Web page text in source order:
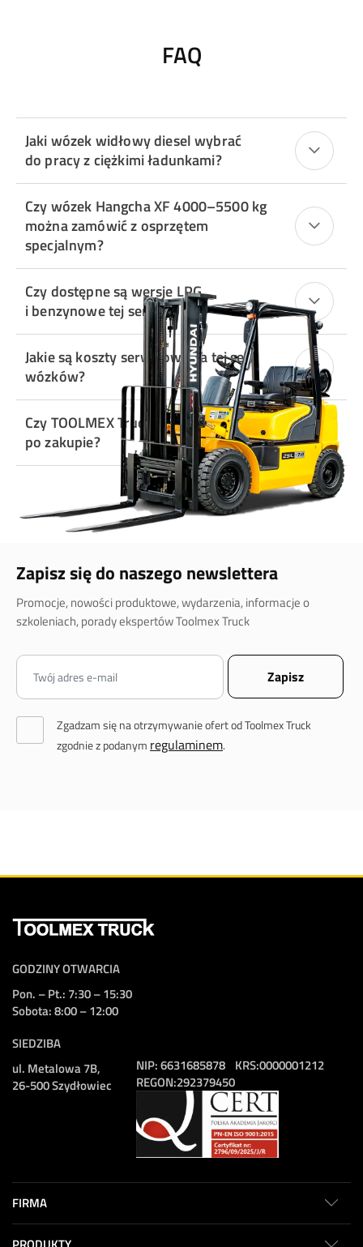
FAQ
Jaki wózek widłowy diesel wybrać
do pracy z ciężkimi ładunkami?
Czy wózek Hangcha XF 4000–5500 kg
można zamówić z osprzętem
specjalnym?
Czy dostępne są wersje LPG
i benzynowe tej serii?
Jakie są koszty serwisowania tej serii
wózków?
Czy TOOLMEX Truck oferuje wsparcie
po zakupie?
Zapisz się do naszego newslettera
Promocje, nowości produktowe, wydarzenia, informacje o
szkoleniach, porady ekspertów Toolmex Truck
Zgadzam się na otrzymywanie ofert od Toolmex Truck
zgodnie z podanym regulaminem.
GODZINY OTWARCIA
Pon. – Pt.: 7:30 – 15:30
Sobota: 8:00 – 12:00
SIEDZIBA
ul. Metalowa 7B,
26-500 Szydłowiec
NIP:6631685878
REGON:292379450
KRS:0000001212
FIRMA